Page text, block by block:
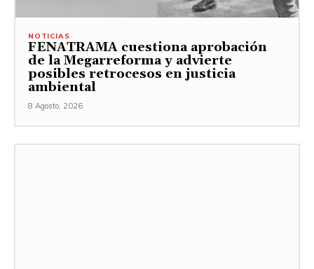
NOTICIAS
FENATRAMA cuestiona aprobación
de la Megarreforma y advierte
posibles retrocesos en justicia
ambiental
8 Agosto, 2026